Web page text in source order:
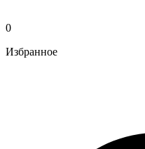
0
Избранное